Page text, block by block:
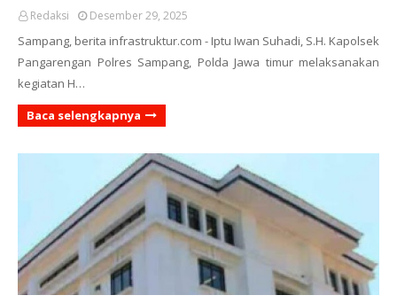
Redaksi Desember 29, 2025
Sampang, berita infrastruktur.com - Iptu Iwan Suhadi, S.H. Kapolsek
Pangarengan Polres Sampang, Polda Jawa timur melaksanakan
kegiatan H…
Baca selengkapnya